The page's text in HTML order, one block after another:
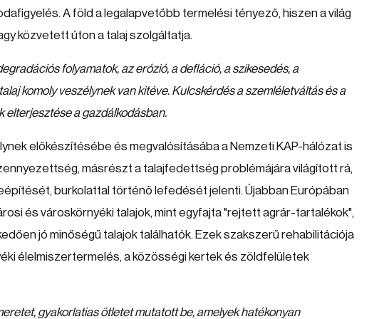
A föld a legalapvetőbb termelési tényező, hiszen a világ
közvetett úton a talaj szolgáltatja.
folyamatok, az erózió, a defláció, a szikesedés, a
komoly veszélynek van kitéve. Kulcskérdés a szemléletváltás és a
elterjesztése a gazdálkodásban.
előkészítésébe és megvalósításába a Nemzeti KAP-hálózat is
másrészt a talajfedettség problémájára világított rá,
burkolattal történő lefedését jelenti. Újabban Európában
és városkörnyéki talajok, mint egyfajta "rejtett agrár-tartalékok",
jó minőségű talajok találhatók. Ezek szakszerű rehabilitációja
élelmiszertermelés, a közösségi kertek és zöldfelületek
gyakorlatias ötletet mutatott be, amelyek hatékonyan